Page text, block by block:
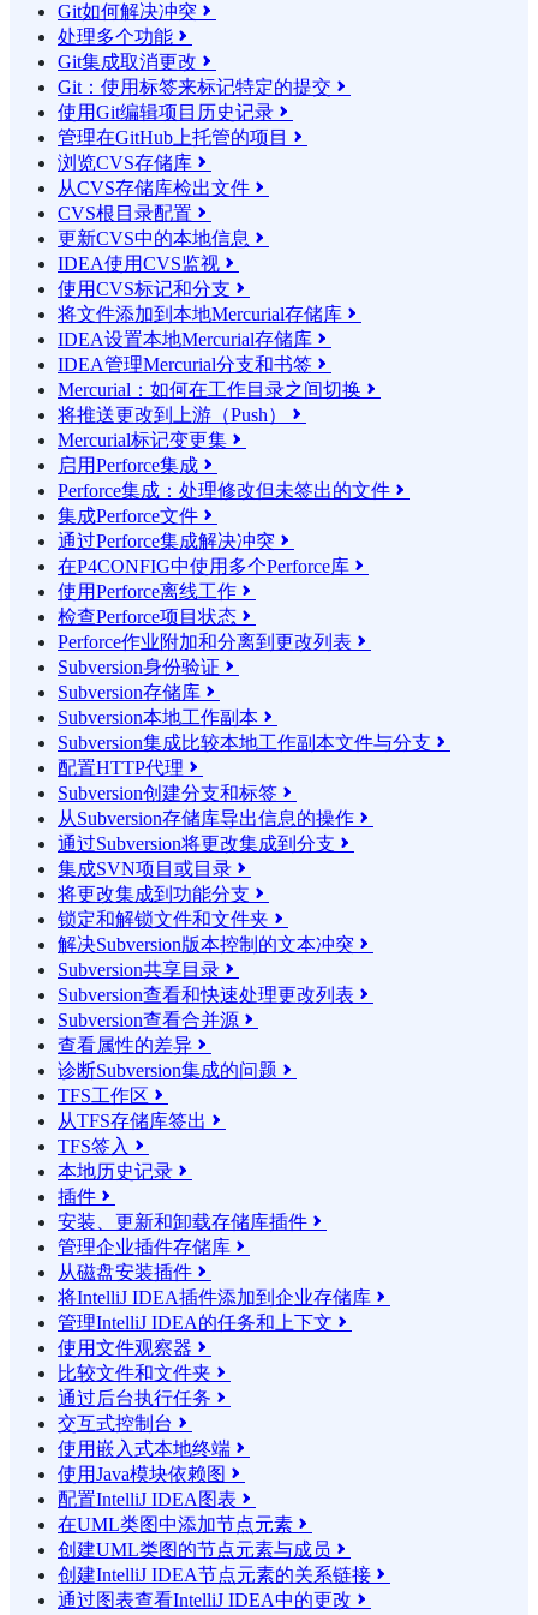
Git如何解决冲突 
处理多个功能 
Git集成取消更改 
Git：使用标签来标记特定的提交 
使用Git编辑项目历史记录 
管理在GitHub上托管的项目 
浏览CVS存储库 
从CVS存储库检出文件 
CVS根目录配置 
更新CVS中的本地信息 
IDEA使用CVS监视 
使用CVS标记和分支 
将文件添加到本地Mercurial存储库 
IDEA设置本地Mercurial存储库 
IDEA管理Mercurial分支和书签 
Mercurial：如何在工作目录之间切换 
将推送更改到上游（Push） 
Mercurial标记变更集 
启用Perforce集成 
Perforce集成：处理修改但未签出的文件 
集成Perforce文件 
通过Perforce集成解决冲突 
在P4CONFIG中使用多个Perforce库 
使用Perforce离线工作 
检查Perforce项目状态 
Perforce作业附加和分离到更改列表 
Subversion身份验证 
Subversion存储库 
Subversion本地工作副本 
Subversion集成比较本地工作副本文件与分支 
配置HTTP代理 
Subversion创建分支和标签 
从Subversion存储库导出信息的操作 
通过Subversion将更改集成到分支 
集成SVN项目或目录 
将更改集成到功能分支 
锁定和解锁文件和文件夹 
解决Subversion版本控制的文本冲突 
Subversion共享目录 
Subversion查看和快速处理更改列表 
Subversion查看合并源 
查看属性的差异 
诊断Subversion集成的问题 
TFS工作区 
从TFS存储库签出 
TFS签入 
本地历史记录 
插件 
安装、更新和卸载存储库插件 
管理企业插件存储库 
从磁盘安装插件 
将IntelliJ IDEA插件添加到企业存储库 
管理IntelliJ IDEA的任务和上下文 
使用文件观察器 
比较文件和文件夹 
通过后台执行任务 
交互式控制台 
使用嵌入式本地终端 
使用Java模块依赖图 
配置IntelliJ IDEA图表 
在UML类图中添加节点元素 
创建UML类图的节点元素与成员 
创建IntelliJ IDEA节点元素的关系链接 
通过图表查看IntelliJ IDEA中的更改 